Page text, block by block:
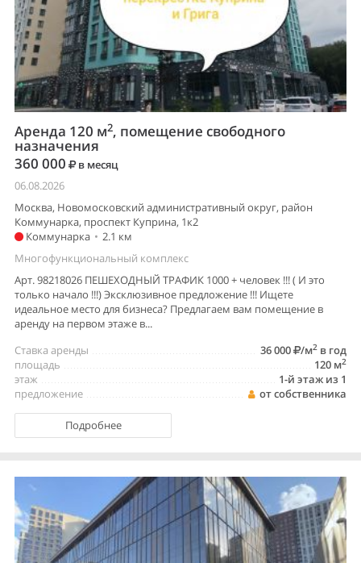
Аренда 120 м2, помещение свободного
назначения
360 000
в месяц
06.08.2026
Москва, Новомосковский административный округ, район
Коммунарка, проспект Куприна, 1к2
Коммунарка • 2.1 км
Многофункциональный комплекс
Арт. 98218026 ПЕШЕХОДНЫЙ ТРАФИК 1000 + человек !!! ( И это
только начало !!!) Эксклюзивное предложение !!! Ищете
идеальное место для бизнеса? Предлагаем вам помещение в
аренду на первом этаже в...
36 000
/м2 в год
Ставка аренды
120 м2
площадь
1-й этаж из 1
этаж
от собственника
предложение
Подробнее